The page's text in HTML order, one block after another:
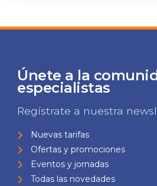
Únete a la
especialistas
Regístrate a nuestra
Nuevas tarifas
Ofertas y promociones
Eventos y jornadas
Todas las novedades